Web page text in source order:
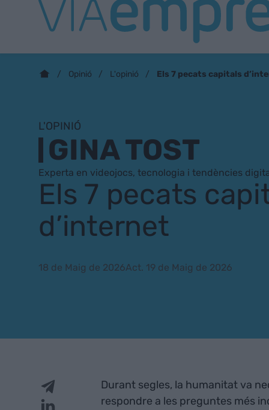
Opinió L'opinió Els 7 pecats capitals
L'OPINIÓ
GINA TOST
Experta en videojocs, tecnologia i tendències
Els 7 pecats
d’internet
18 de Maig de 2026Act. 19 de Maig de 2026
Durant segles, la humanitat va
respondre a les preguntes més